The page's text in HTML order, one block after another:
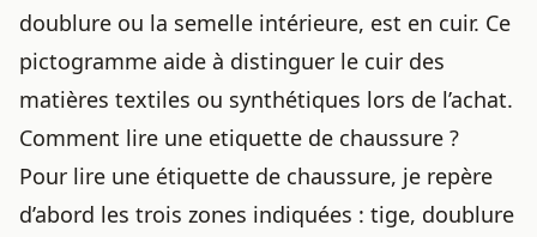
doublure ou la semelle intérieure, est en cuir. Ce
pictogramme aide à distinguer le cuir des
matières textiles ou synthétiques lors de l’achat.
Comment lire une etiquette de chaussure ?
Pour lire une étiquette de chaussure, je repère
d’abord les trois zones indiquées : tige, doublure